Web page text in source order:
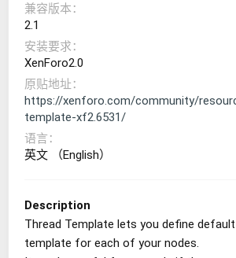
兼容版本
2.1
安装要求
XenForo2.0
原贴地址
https://xenforo.com/community/
template-xf2.6531/
语言
英文 （English）
Description
Thread Template lets you define
template for each of your nodes.